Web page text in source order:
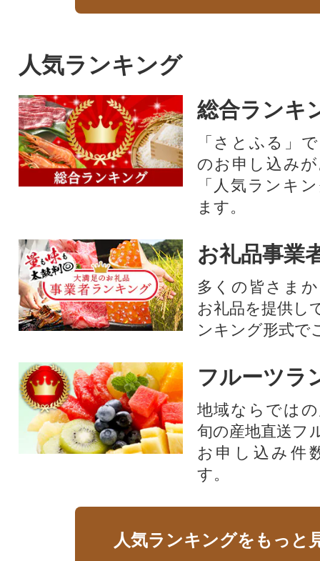
人気ランキング
総合ランキ
「さとふる」
のお申し込み
「人気ランキ
ます。
お礼品事業
多くの皆さま
お礼品を提供し
ンキング形式で
フルーツラ
地域ならでは
旬の産地直送フ
お申し込み件
す。
人気ランキングをもっと